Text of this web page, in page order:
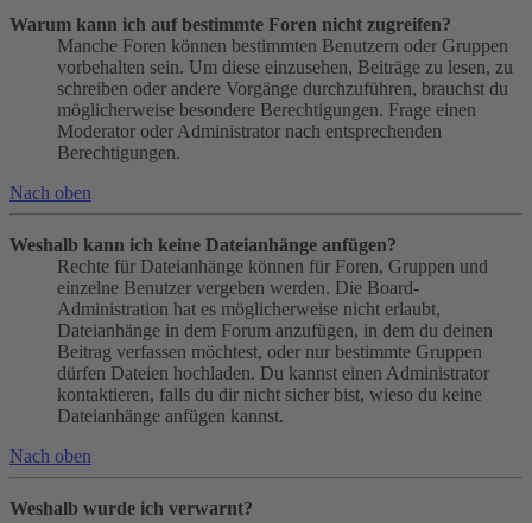
Warum kann ich auf bestimmte Foren nicht zugreifen?
Manche Foren können bestimmten Benutzern oder Gruppen
vorbehalten sein. Um diese einzusehen, Beiträge zu lesen, zu
schreiben oder andere Vorgänge durchzuführen, brauchst du
möglicherweise besondere Berechtigungen. Frage einen
Moderator oder Administrator nach entsprechenden
Berechtigungen.
Nach oben
Weshalb kann ich keine Dateianhänge anfügen?
Rechte für Dateianhänge können für Foren, Gruppen und
einzelne Benutzer vergeben werden. Die Board-
Administration hat es möglicherweise nicht erlaubt,
Dateianhänge in dem Forum anzufügen, in dem du deinen
Beitrag verfassen möchtest, oder nur bestimmte Gruppen
dürfen Dateien hochladen. Du kannst einen Administrator
kontaktieren, falls du dir nicht sicher bist, wieso du keine
Dateianhänge anfügen kannst.
Nach oben
Weshalb wurde ich verwarnt?